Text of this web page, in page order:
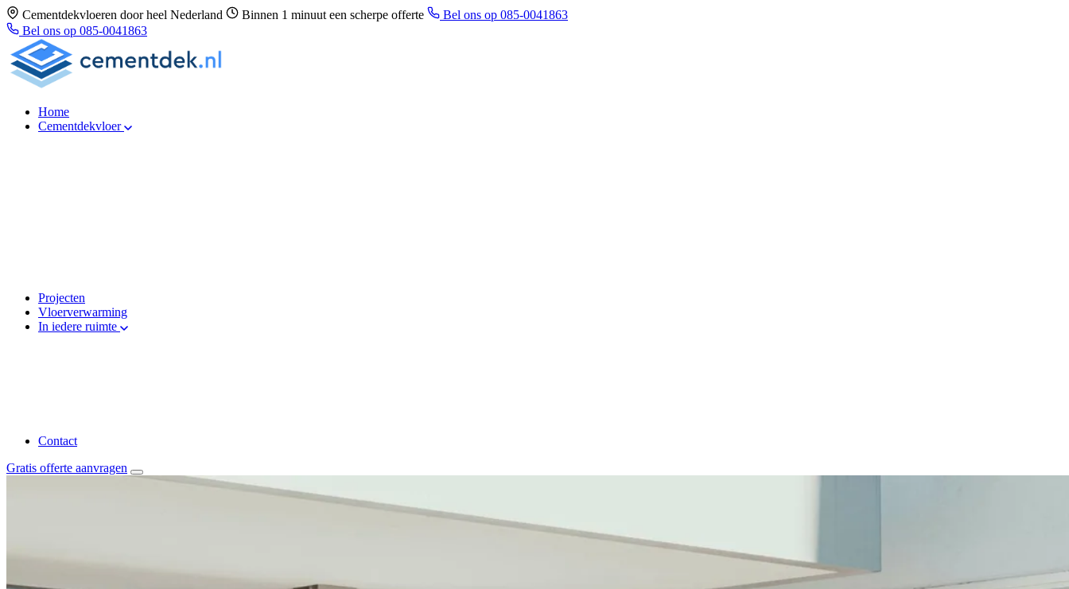
Cementdekvloeren door heel Nederland Binnen 1 minuut een scherpe offerte
Bel ons op 085-0041863
Bel ons op 085-0041863
Home
Cementdekvloer
Projecten
Vloerverwarming
In iedere ruimte
Contact
Gratis offerte aanvragen